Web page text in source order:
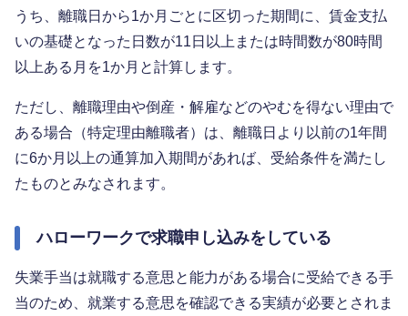
うち、離職日から1か月ごとに区切った期間に、賃金支払
いの基礎となった日数が11日以上または時間数が80時間
以上ある月を1か月と計算します。
ただし、離職理由や倒産・解雇などのやむを得ない理由で
ある場合（特定理由離職者）は、離職日より以前の1年間
に6か月以上の通算加入期間があれば、受給条件を満たし
たものとみなされます。
ハローワークで求職申し込みをしている
失業手当は就職する意思と能力がある場合に受給できる手
当のため、就業する意思を確認できる実績が必要とされま